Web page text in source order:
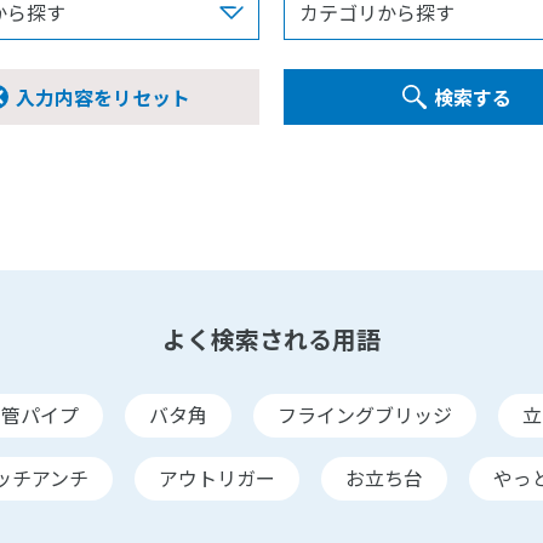
入力内容をリセット 検索する
よく検索される用語
パイプ バタ角 フライングブリッジ
チアンチ アウトリガー お立ち台 やっ